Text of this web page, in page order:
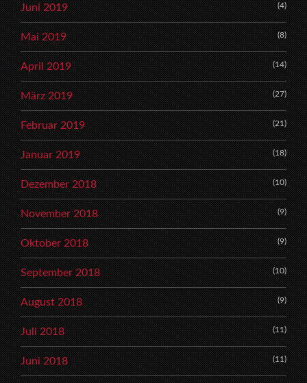
Juni 2019 (4)
Mai 2019 (8)
April 2019 (14)
März 2019 (27)
Februar 2019 (21)
Januar 2019 (18)
Dezember 2018 (10)
November 2018 (9)
Oktober 2018 (9)
September 2018 (10)
August 2018 (9)
Juli 2018 (11)
Juni 2018 (11)